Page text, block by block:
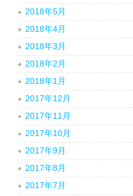
2018年5月
2018年4月
2018年3月
2018年2月
2018年1月
2017年12月
2017年11月
2017年10月
2017年9月
2017年8月
2017年7月